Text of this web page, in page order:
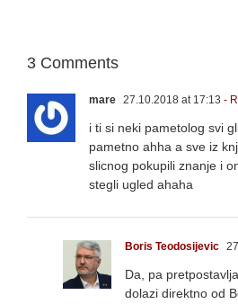
3 Comments
mare 27.10.2018 at 17:13 -
i ti si neki pametolog svi
pametno ahha a sve iz
slicnog pokupili znanje i
stegli ugled ahaha
Boris Teodosijevic
Da, pa
dolazi direktno od